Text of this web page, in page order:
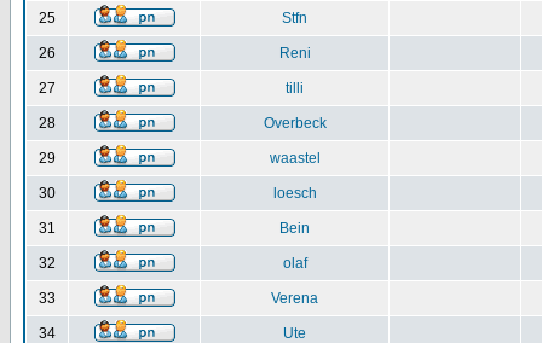
25 Stfn
26 Reni
27 tilli
28 Overbeck
29 waastel
30 loesch
31 Bein
32 olaf
33 Verena
34 Ute